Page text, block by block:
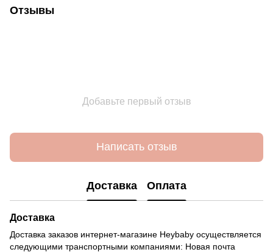
Отзывы
Добавьте первый отзыв
Написать отзыв
Доставка Оплата
Доставка
Доставка заказов интернет-магазине Heybaby осуществляется
следующими транспортными компаниями: Новая почта